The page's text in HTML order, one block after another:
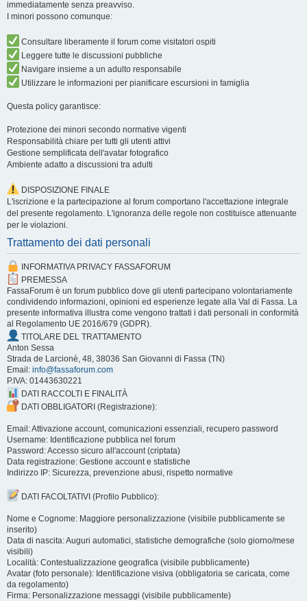
immediatamente senza preavviso.
I minori possono comunque:
Consultare liberamente il forum come visitatori ospiti
Leggere tutte le discussioni pubbliche
Navigare insieme a un adulto responsabile
Utilizzare le informazioni per pianificare escursioni in famiglia
Questa policy garantisce:
Protezione dei minori secondo normative vigenti
Responsabilità chiare per tutti gli utenti attivi
Gestione semplificata dell'avatar fotografico
Ambiente adatto a discussioni tra adulti
DISPOSIZIONE FINALE
L'iscrizione e la partecipazione al forum comportano l'accettazione integrale
del presente regolamento. L'ignoranza delle regole non costituisce attenuante
per le violazioni.
Trattamento dei dati personali
INFORMATIVA PRIVACY FASSAFORUM
PREMESSA
FassaForum è un forum pubblico dove gli utenti partecipano volontariamente
condividendo informazioni, opinioni ed esperienze legate alla Val di Fassa. La
presente informativa illustra come vengono trattati i dati personali in conformità
al Regolamento UE 2016/679 (GDPR).
TITOLARE DEL TRATTAMENTO
Anton Sessa
Strada de Larcionè, 48, 38036 San Giovanni di Fassa (TN)
Email: info@fassaforum.com
P.IVA: 01443630221
DATI RACCOLTI E FINALITÀ
DATI OBBLIGATORI (Registrazione):
Email: Attivazione account, comunicazioni essenziali, recupero password
Username: Identificazione pubblica nel forum
Password: Accesso sicuro all'account (criptata)
Data registrazione: Gestione account e statistiche
Indirizzo IP: Sicurezza, prevenzione abusi, rispetto normative
DATI FACOLTATIVI (Profilo Pubblico):
Nome e Cognome: Maggiore personalizzazione (visibile pubblicamente se
inserito)
Data di nascita: Auguri automatici, statistiche demografiche (solo giorno/mese
visibili)
Località: Contestualizzazione geografica (visibile pubblicamente)
Avatar (foto personale): Identificazione visiva (obbligatoria se caricata, come
da regolamento)
Firma: Personalizzazione messaggi (visibile pubblicamente)